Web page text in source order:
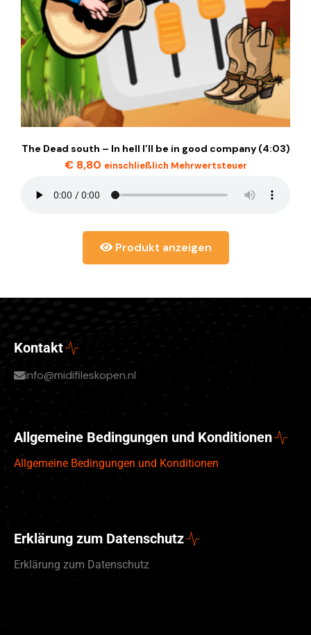
The Dead south – In hell I’ll be in good company (4:03)
€8,80 einschließlich Mehrwertsteuer
Produkt anzeigen
Kontakt
info@midifileskopen.nl
Allgemeine Bedingungen und Konditionen
Allgemeine Bedingungen und Konditionen
Erklärung zum Datenschutz
Erklärung zum Datenschutz